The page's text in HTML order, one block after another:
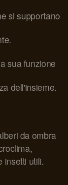
si supportano
sua funzione
dell'insieme.
da ombra
insetti utili.